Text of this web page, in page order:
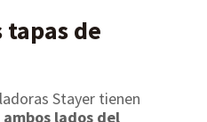
tapas de
Stayer tienen
lados del